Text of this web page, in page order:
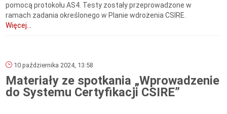
pomocą protokołu AS4. Testy zostały przeprowadzone w
ramach zadania określonego w Planie wdrożenia CSIRE.
Więcej...
10 października 2024, 13:58
Materiały ze spotkania „Wprowadzenie
do Systemu Certyfikacji CSIRE”